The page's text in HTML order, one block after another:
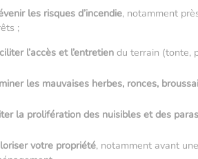
les risques d’incendie, notamment
;
l’accès et l’entretiendu terrain (tonte,
les mauvaises herbes, ronces,
la prolifération des nuisibles et des
votre propriété, notamment avant